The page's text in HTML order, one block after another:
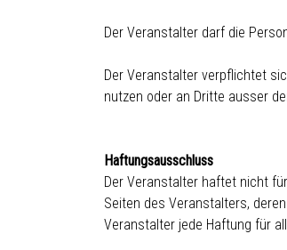
Der Veranstalter darf die
Der Veranstalter verpflichtet
nutzen oder an Dritte ausser
Haftungsausschluss
Der Veranstalter haftet nicht
Seiten des Veranstalters,
Veranstalter jede Haftung für